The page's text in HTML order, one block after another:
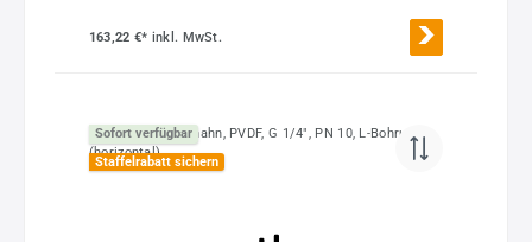
163,22 €* inkl. MwSt.
Sofort verfügbar
Staffelrabatt sichern